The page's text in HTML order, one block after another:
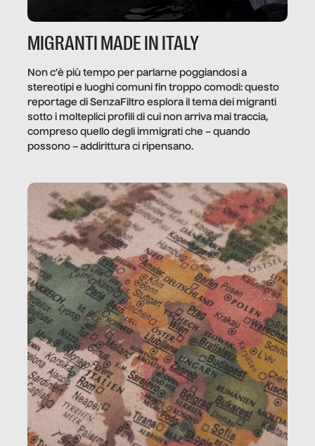
MIGRANTI MADE IN ITALY
Non c’è più tempo per parlarne poggiandosi a
stereotipi e luoghi comuni fin troppo comodi: questo
reportage di SenzaFiltro esplora il tema dei migranti
sotto i molteplici profili di cui non arriva mai traccia,
compreso quello degli immigrati che – quando
possono – addirittura ci ripensano.